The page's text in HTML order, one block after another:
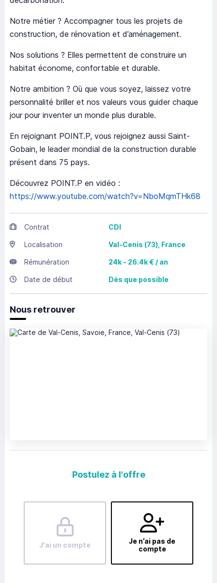
Notre métier ? Accompagner tous les projets de
construction, de rénovation et d’aménagement.
Nos solutions ? Elles permettent de construire un
habitat économe, confortable et durable.
Notre ambition ? Où que vous soyez, laissez votre
personnalité briller et nos valeurs vous guider chaque
jour pour inventer un monde plus durable.
En rejoignant POINT.P, vous rejoignez aussi Saint-
Gobain, le leader mondial de la construction durable
présent dans 75 pays.
Découvrez POINT.P en vidéo :
https://www.youtube.com/watch?v=NboMqmTHk68
Contrat CDI
Localisation Val-Cenis (73), France
Rémunération 24k - 26.4k € / an
Date de début Dès que possible
Nous retrouver
Postulez à l'offre
J'ai un compte
Je n’ai pas de
compte